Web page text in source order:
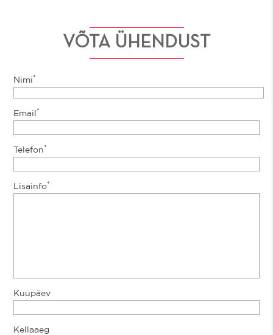
VÕTA ÜHENDUST
Nimi*
Email*
Telefon*
Lisainfo*
Kuupäev
Kellaaeg